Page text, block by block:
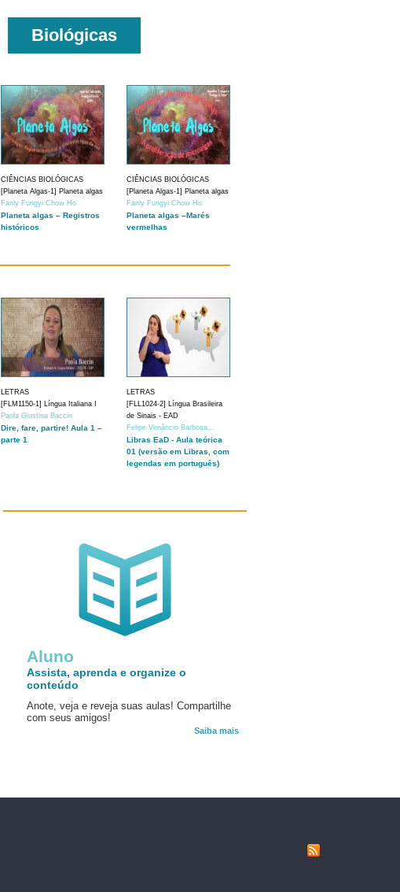
Biológicas
CIÊNCIAS BIOLÓGICAS
[Planeta Algas-1] Planeta algas
Fanly Fungyi Chow Ho
Planeta algas – Registros
históricos
CIÊNCIAS BIOLÓGICAS
[Planeta Algas-1] Planeta algas
Fanly Fungyi Chow Ho
Planeta algas –Marés
vermelhas
LETRAS
[FLM1150-1] Língua Italiana I
Paola Giustina Baccin
Dire, fare, partire! Aula 1 –
parte 1
LETRAS
[FLL1024-2] Língua Brasileira
de Sinais - EAD
Felipe Venâncio Barbosa...
Libras EaD - Aula teórica
01 (versão em Libras, com
legendas em português)
Aluno
Assista, aprenda e organize o
conteúdo
Anote, veja e reveja suas aulas! Compartilhe
com seus amigos!
Saiba mais